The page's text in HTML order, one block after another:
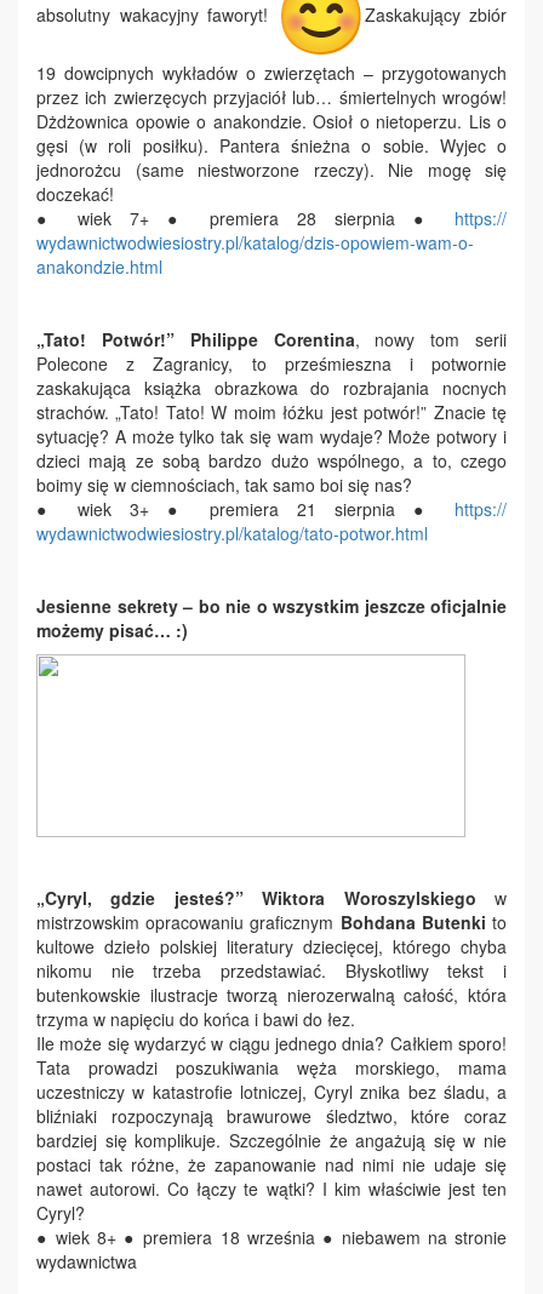
absolutny wakacyjny faworyt! Zaskakujący zbiór
19 dowcipnych wykładów o zwierzętach – przygotowanych
przez ich zwierzęcych przyjaciół lub… śmiertelnych wrogów!
Dżdżownica opowie o anakondzie. Osioł o nietoperzu. Lis o
gęsi (w roli posiłku). Pantera śnieżna o sobie. Wyjec o
jednorożcu (same niestworzone rzeczy). Nie mogę się
doczekać!
● wiek 7+ ● premiera 28 sierpnia ● https://
wydawnictwodwiesiostry.pl/katalog/dzis-opowiem-wam-o-
anakondzie.html
„Tato! Potwór!” Philippe Corentina,
nowy tom serii
Polecone z Zagranicy, to prześmieszna i potwornie
zaskakująca książka obrazkowa do rozbrajania nocnych
strachów. „Tato! Tato! W moim łóżku jest potwór!” Znacie tę
sytuację? A może tylko tak się wam wydaje? Może potwory i
dzieci mają ze sobą bardzo dużo wspólnego, a to, czego
boimy się w ciemnościach, tak samo boi się nas?
● wiek 3+ ● premiera 21 sierpnia ● https://
wydawnictwodwiesiostry.pl/katalog/tato-potwor.html
Jesienne sekrety – bo nie o wszystkim jeszcze oficjalnie
możemy pisać… :)
„Cyryl, gdzie jesteś?” Wiktora Woroszylskiegow
mistrzowskim opracowaniu graficznym Bohdana Butenkito
kultowe dzieło polskiej literatury dziecięcej, którego chyba
nikomu nie trzeba przedstawiać. Błyskotliwy tekst i
butenkowskie ilustracje tworzą nierozerwalną całość, która
trzyma w napięciu do końca i bawi do łez.
Ile może się wydarzyć w ciągu jednego dnia? Całkiem sporo!
Tata prowadzi poszukiwania węża morskiego, mama
uczestniczy w katastrofie lotniczej, Cyryl znika bez śladu, a
bliźniaki rozpoczynają brawurowe śledztwo, które coraz
bardziej się komplikuje. Szczególnie że angażują się w nie
postaci tak różne, że zapanowanie nad nimi nie udaje się
nawet autorowi. Co łączy te wątki? I kim właściwie jest ten
Cyryl?
● wiek 8+ ● premiera 18 września ● niebawem na stronie
wydawnictwa